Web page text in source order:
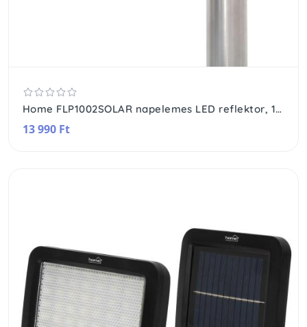
Home FLP1002SOLAR napelemes LED reflektor, 1000 lm, PIR mozgásérzékelő, 120° 5m, 2 x 28 db hidegfehér SMD LED, energiatakarékos, fém + műanyag, IP44
13 990 Ft